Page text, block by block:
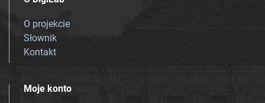
O projekcie
Słownik
Kontakt
Moje konto